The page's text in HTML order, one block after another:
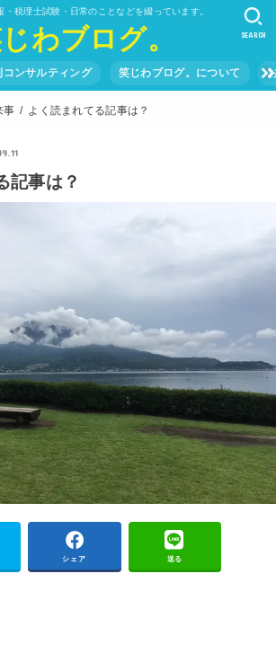
・税理士試験・日常のことなどを綴っています。
わブログ。
コンサルティング 笑じわブログ。について
SEARCH
事 よく読まれてる記事は？
記事は？
シェア 送る